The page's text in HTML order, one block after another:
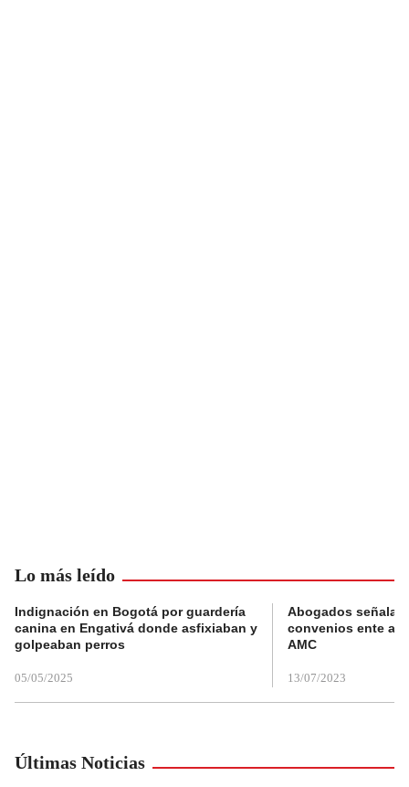
Lo más leído
Indignación en Bogotá por guardería
canina en Engativá donde asfixiaban y
golpeaban perros
05/05/2025
Abogados
convenios ente
AMC
13/07/2023
Últimas Noticias